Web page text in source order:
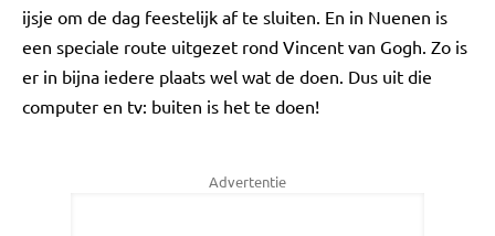
ijsje om de dag feestelijk af te sluiten. En in Nuenen is
een speciale route uitgezet rond Vincent van Gogh. Zo is
er in bijna iedere plaats wel wat de doen. Dus uit die
computer en tv: buiten is het te doen!
Advertentie